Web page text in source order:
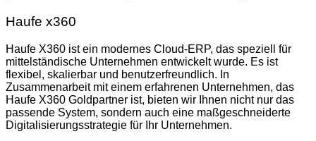
Haufe x360
Haufe X360 ist ein modernes Cloud-ERP, das speziell für
mittelständische Unternehmen entwickelt wurde. Es ist
flexibel, skalierbar und benutzerfreundlich. In
Zusammenarbeit mit einem erfahrenen Unternehmen, das
Haufe X360 Goldpartner ist, bieten wir Ihnen nicht nur das
passende System, sondern auch eine maßgeschneiderte
Digitalisierungsstrategie für Ihr Unternehmen.